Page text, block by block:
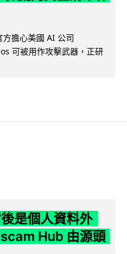
擔心美國 AI 公司
可被用作攻擊武器，正研
是個人資料外
Hub 由源頭